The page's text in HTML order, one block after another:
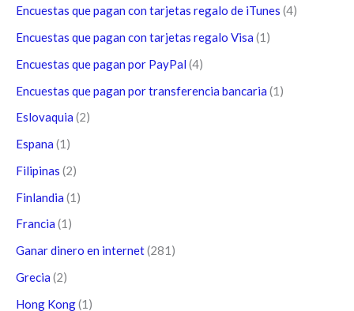
Encuestas que pagan con tarjetas regalo de iTunes (4)
Encuestas que pagan con tarjetas regalo Visa (1)
Encuestas que pagan por PayPal (4)
Encuestas que pagan por transferencia bancaria (1)
Eslovaquia (2)
Espana (1)
Filipinas (2)
Finlandia (1)
Francia (1)
Ganar dinero en internet(281)
Grecia (2)
Hong Kong(1)